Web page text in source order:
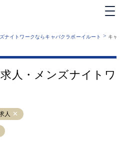
から探す
営者情報
トマップ
ナイトワークならキャバクラボーイルート > キャ
人・メンズナイトワ
人
池袋
大和
秋葉原